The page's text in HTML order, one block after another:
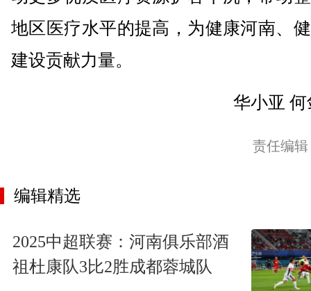
地区医疗水平的提高，为健康河南、
建设贡献力量。
华小亚
责任编
编辑精选
2025中超联赛：河南俱乐部酒
祖杜康队3比2胜成都蓉城队